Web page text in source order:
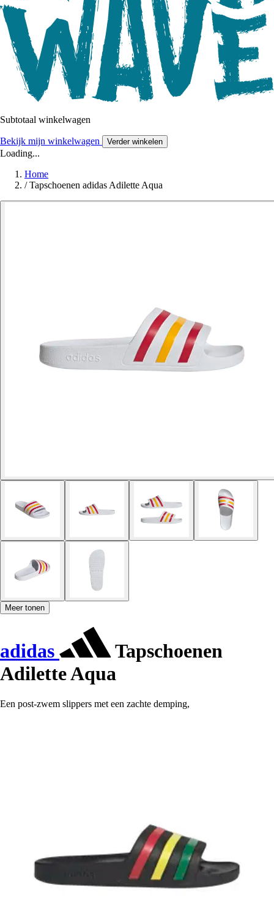
Subtotaal winkelwagen
Bekijk mijn winkelwagen Verder winkelen
Loading...
Home
/ Tapschoenen adidas Adilette Aqua
Meer tonen
adidas
Tapschoenen
Adilette Aqua
Een post-zwem slippers met een zachte demping,